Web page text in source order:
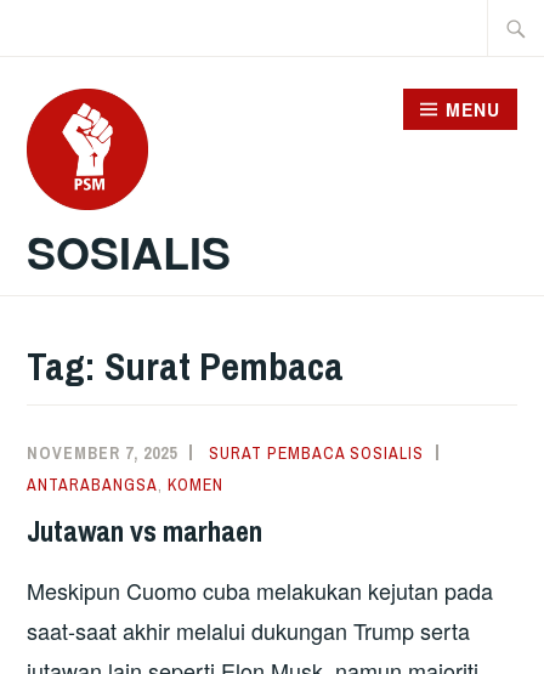
content
SOSIALIS
MENU
Tag: Surat Pembaca
NOVEMBER 7, 2025
SURAT PEMBACA SOSIALIS
ANTARABANGSA,KOMEN
Jutawan vs marhaen
Meskipun Cuomo cuba melakukan kejutan pada
saat-saat akhir melalui dukungan Trump serta